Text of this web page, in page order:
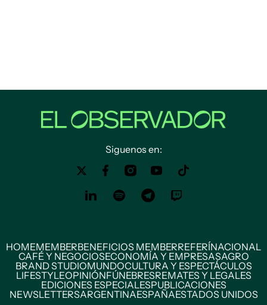
Siguenos en:
HOMEMEMBERBENEFICIOS MEMBERREFERÍNACIONAL
CAFÉ Y NEGOCIOSECONOMÍA Y EMPRESASAGRO
BRAND STUDIOMUNDOCULTURA Y ESPECTÁCULOS
LIFESTYLEOPINIÓNFÚNEBRESREMATES Y LEGALES
EDICIONES ESPECIALESPUBLICACIONES
NEWSLETTERSARGENTINAESPAÑAESTADOS UNIDOS